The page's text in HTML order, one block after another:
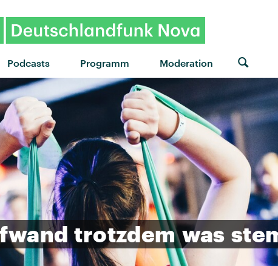
Podcasts Programm Moderation
"Kids" von Luna Morgenstern · "Kids" von
trotzdem was